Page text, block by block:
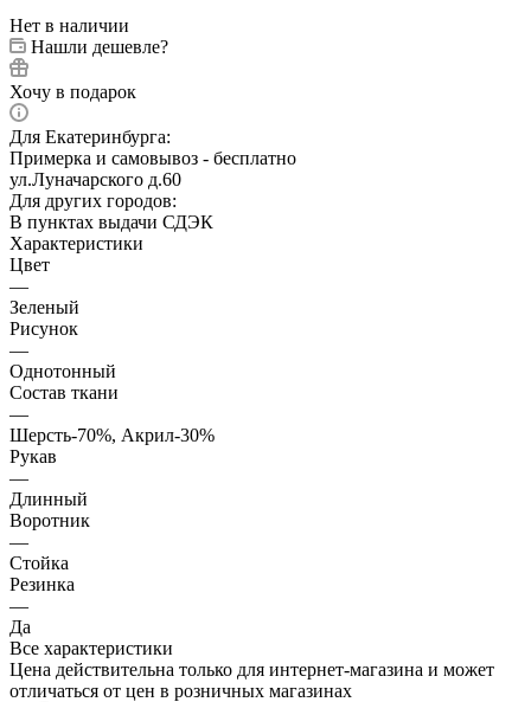
Нет в наличии
Нашли дешевле?
Хочу в подарок
Для Екатеринбурга:
Примерка и самовывоз - бесплатно
ул.Луначарского д.60
Для других городов:
В пунктах выдачи СДЭК
Характеристики
Цвет
—
Зеленый
Рисунок
—
Однотонный
Состав ткани
—
Шерсть-70%, Акрил-30%
Рукав
—
Длинный
Воротник
—
Стойка
Резинка
—
Да
Все характеристики
Цена действительна только для интернет-магазина и может
отличаться от цен в розничных магазинах